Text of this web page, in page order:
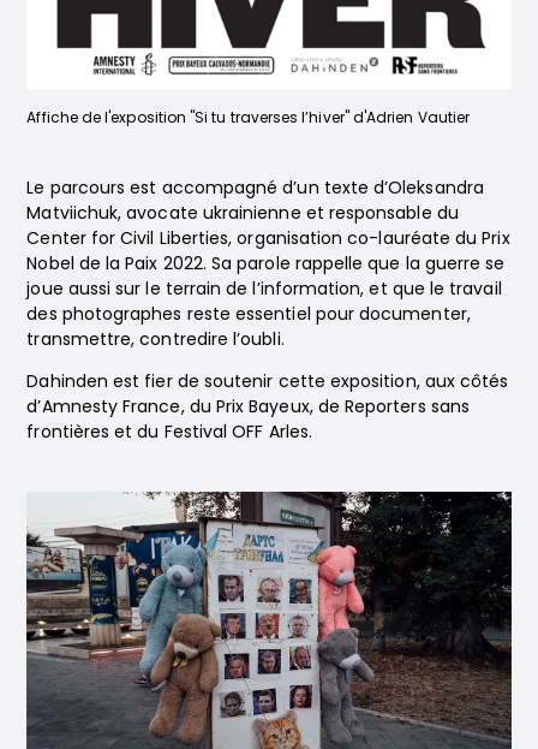
Affiche de l'exposition "Si tu traverses l’hiver" d'Adrien Vautier
Le parcours est accompagné d’un texte d’Oleksandra
Matviichuk, avocate ukrainienne et responsable du
Center for Civil Liberties, organisation co-lauréate du Prix
Nobel de la Paix 2022. Sa parole rappelle que la guerre se
joue aussi sur le terrain de l’information, et que le travail
des photographes reste essentiel pour documenter,
transmettre, contredire l’oubli.
Dahinden est fier de soutenir cette exposition, aux côtés
d’Amnesty France, du Prix Bayeux, de Reporters sans
frontières et du Festival OFF Arles.